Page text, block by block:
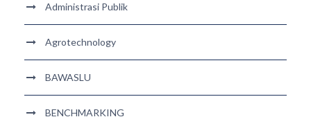
Administrasi Publik
Agrotechnology
BAWASLU
BENCHMARKING